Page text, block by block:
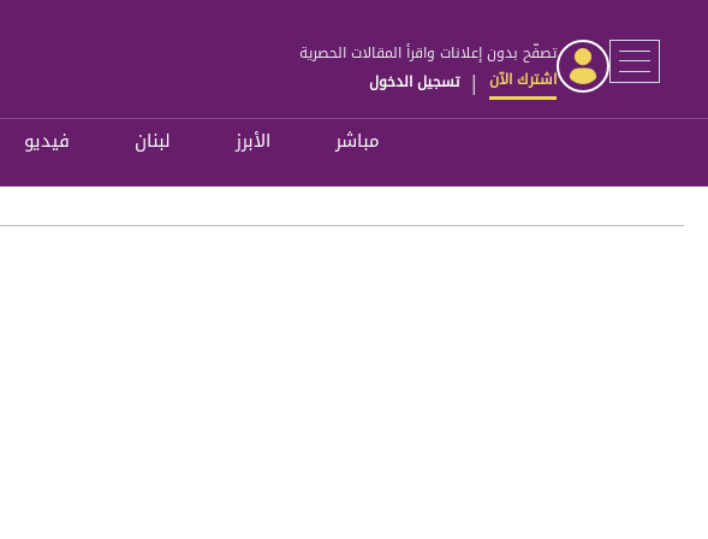
تصفّح بدون إعلانات واقرأ المقالات الحصرية
اشترك الآن | تسجيل الدخول
مباشر الأبرز لبنان فيديو